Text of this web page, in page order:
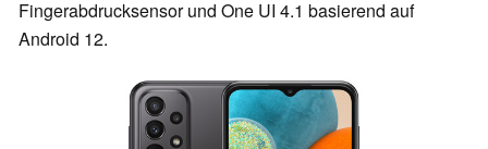
Fingerabdrucksensor und One UI 4.1 basierend auf
Android 12.